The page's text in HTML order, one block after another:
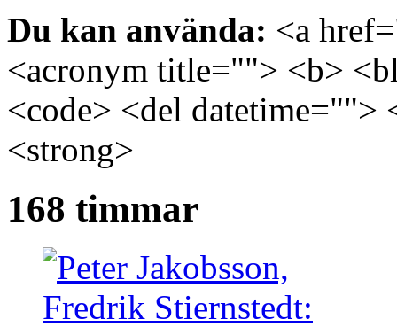
Du kan använda: <a
<acronym title=""> <b>
<code> <del
<strong>
168 timmar